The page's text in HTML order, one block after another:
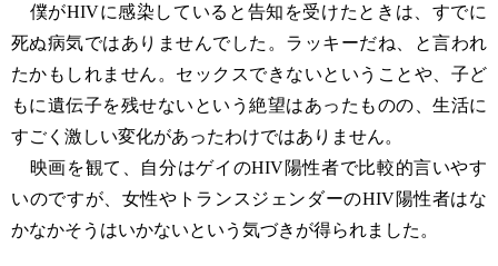
僕がHIVに感染していると告知を受けたときは、すでに
死ぬ病気ではありませんでした。ラッキーだね、と言われ
たかもしれません。セックスできないということや、子ど
もに遺伝子を残せないという絶望はあったものの、生活に
すごく激しい変化があったわけではありません。
映画を観て、自分はゲイのHIV陽性者で比較的言いやす
いのですが、女性やトランスジェンダーのHIV陽性者はな
かなかそうはいかないという気づきが得られました。